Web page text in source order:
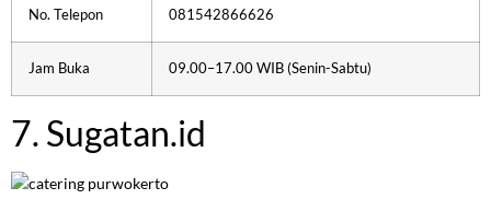
No. Telepon 081542866626
Jam Buka 09.00–17.00 WIB (Senin-Sabtu)
7. Sugatan.id